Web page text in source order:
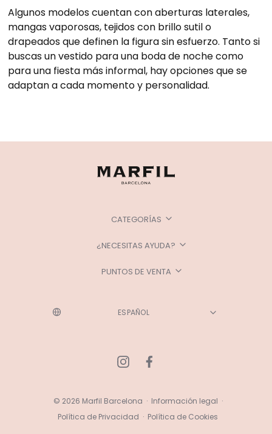
Algunos modelos cuentan con aberturas laterales,
mangas vaporosas, tejidos con brillo sutil o
drapeados que definen la figura sin esfuerzo. Tanto si
buscas un vestido para una boda de noche como
para una fiesta más informal, hay opciones que se
adaptan a cada momento y personalidad.
CATEGORÍAS
¿NECESITAS AYUDA?
PUNTOS DE VENTA
© 2026 Marfil Barcelona · Información legal ·
Política de Privacidad · Política de Cookies